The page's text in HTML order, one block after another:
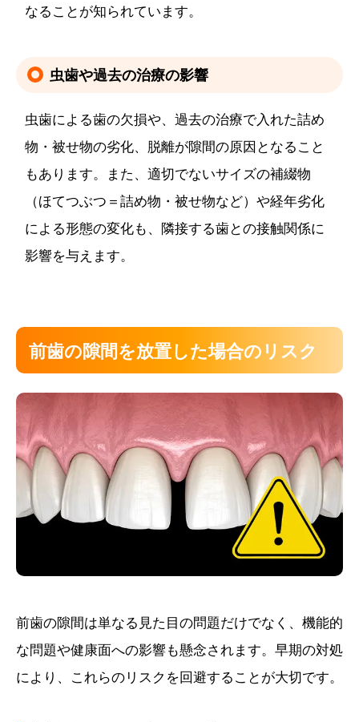
なることが知られています。
虫歯や過去の治療の影響
虫歯による歯の欠損や、過去の治療で入れた詰め
物・被せ物の劣化、脱離が隙間の原因となること
もあります。また、適切でないサイズの補綴物
（ほてつぶつ＝詰め物・被せ物など）や経年劣化
による形態の変化も、隣接する歯との接触関係に
影響を与えます。
前歯の隙間を放置した場合のリスク
前歯の隙間は単なる見た目の問題だけでなく、機能的
な問題や健康面への影響も懸念されます。早期の対処
により、これらのリスクを回避することが大切です。